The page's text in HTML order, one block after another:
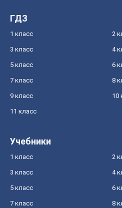
ГДЗ
1 класс 2
3 класс 4
5 класс 6
7 класс 8
9 класс 10
11 класс
Учебники
1 класс 2
3 класс 4
5 класс 6
7 класс 8